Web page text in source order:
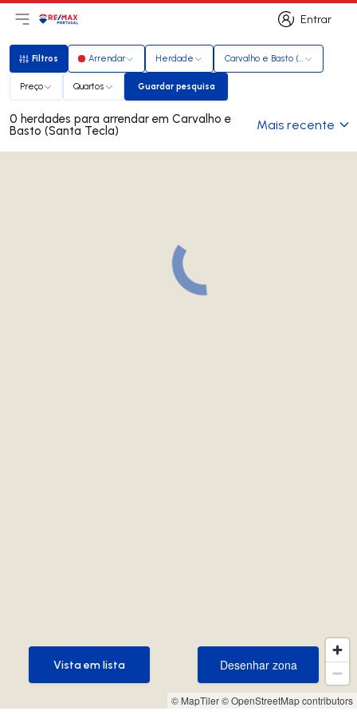
Entrar
Entrar
Abri menu principal
LogoIr para página inicial
Filtros
Filtros Arrendar Herdade Carvalho e Basto (Santa Tecla)
Preço Quartos Guardar pesquisa
Guardar pesquisa
0 herdades para arrendar em Carvalho e
Basto (Santa Tecla) Mais recente
© MapTiler© OpenStreetMap contributors
Desenhar zona
Desenhar zona
Vista em lista
Vista em lista